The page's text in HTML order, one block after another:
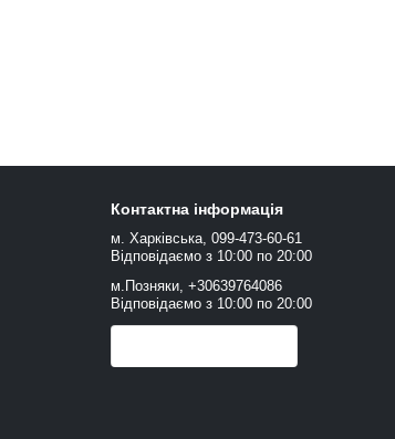
Контактна інформація
м. Харківська, 099-473-60-61
Відповідаємо з 10:00 по 20:00
м.Позняки, +30639764086
Відповідаємо з 10:00 по 20:00